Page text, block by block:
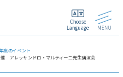
Choose
Language
MENU
度のイベント
アレッサンドロ・マルティーニ先生講演会